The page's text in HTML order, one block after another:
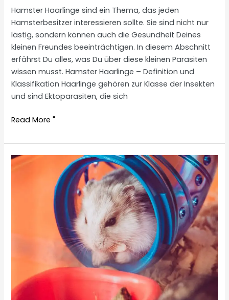
Hamster Haarlinge sind ein Thema, das jeden
Hamsterbesitzer interessieren sollte. Sie sind nicht nur
lästig, sondern können auch die Gesundheit Deines
kleinen Freundes beeinträchtigen. In diesem Abschnitt
erfährst Du alles, was Du über diese kleinen Parasiten
wissen musst. Hamster Haarlinge – Definition und
Klassifikation Haarlinge gehören zur Klasse der Insekten
und sind Ektoparasiten, die sich
Hamster
lice
Read More "